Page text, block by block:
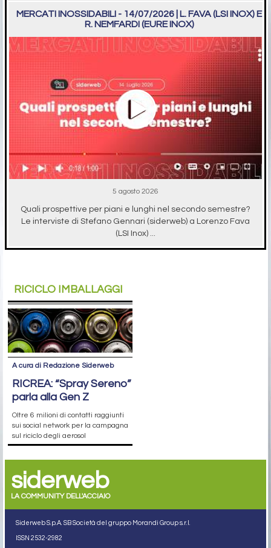
MERCATI INOSSIDABILI - 14/07/2026 | L. FAVA (LSI INOX) E
R. NEMFARDI (EURE INOX)
5 agosto 2026
Quali prospettive per piani e lunghi nel secondo semestre?
Le interviste di Stefano Gennari (siderweb) a Lorenzo Fava
(LSI Inox) ...
RICICLO IMBALLAGGI
A cura di Redazione Siderweb
RICREA: “Spray Sereno”
parla alla Gen Z
Oltre 6 milioni di contatti raggiunti
sui social network per la campagna
sul riciclo degli aerosol
siderweb
LA COMMUNITY DELL'ACCIAIO
Siderweb S.p.A. SB Società del gruppo Morandi Group s.r.l.
ISSN 2532-2982